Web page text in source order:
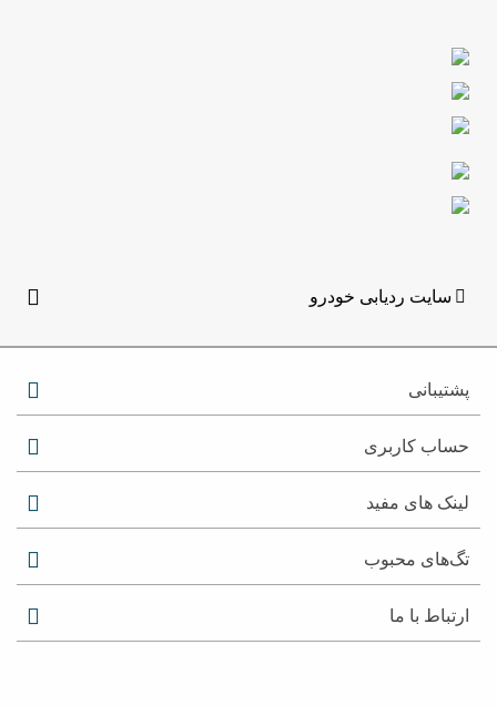
سایت ردیابی خودرو
پشتیبانی
حساب کاربری
لینک های مفید
تگ‌های محبوب
ارتباط با ما